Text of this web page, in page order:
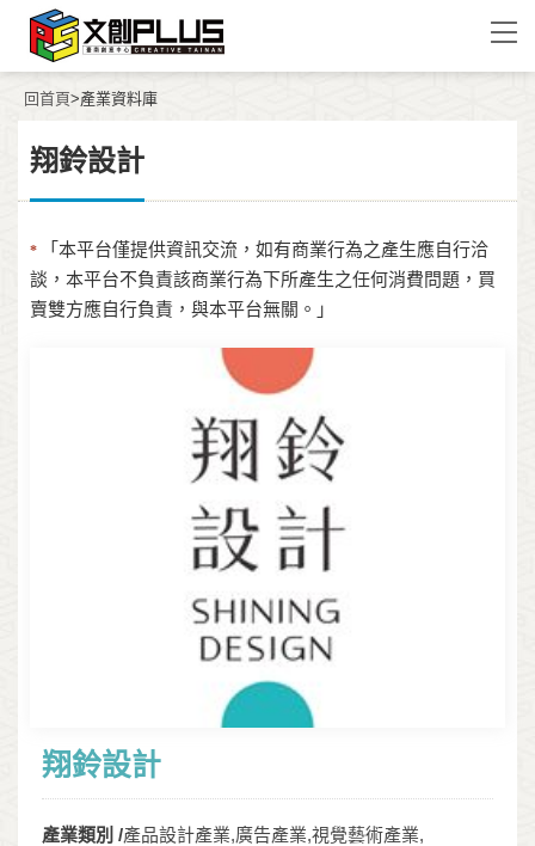
回首頁>產業資料庫
翔鈴設計
*
「本平台僅提供資訊交流，如有商業行為之產生應自行洽
談，本平台不負責該商業行為下所產生之任何消費問題，買
賣雙方應自行負責，與本平台無關。」
翔鈴設計
產業類別 /產品設計產業,廣告產業,視覺藝術產業,